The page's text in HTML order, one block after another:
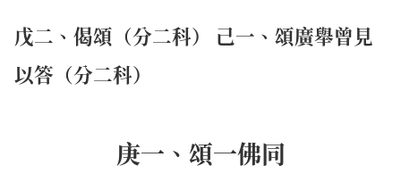
戊二、偈頌（分二科） 己一、頌廣舉曾見
以答（分二科）
庚一、頌一佛同